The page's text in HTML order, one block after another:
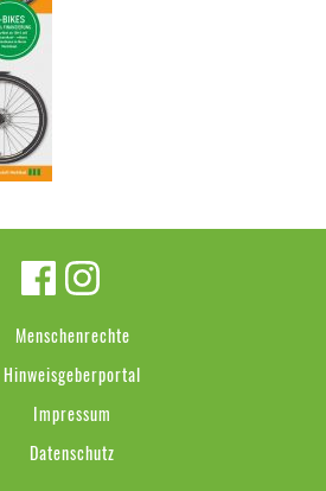
Menschenrechte
Hinweisgeberportal
Impressum
Datenschutz